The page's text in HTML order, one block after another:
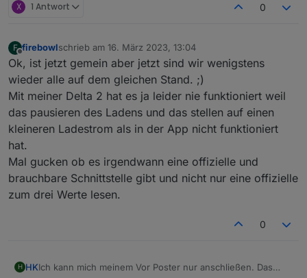
X 1 Antwort 0
F
Offline
firebowlschrieb am 16. März 2023, 13:04
zuletzt editiert von
Ok, ist jetzt gemein aber jetzt sind wir wenigstens
wieder alle auf dem gleichen Stand. ;)
Mit meiner Delta 2 hat es ja leider nie funktioniert weil
das pausieren des Ladens und das stellen auf einen
kleineren Ladestrom als in der App nicht funktioniert
hat.
Mal gucken ob es irgendwann eine offizielle und
brauchbare Schnittstelle gibt und nicht nur eine offizielle
zum drei Werte lesen.
0
H HKIch kann mich meinem Vor Poster nur anschließen. Das